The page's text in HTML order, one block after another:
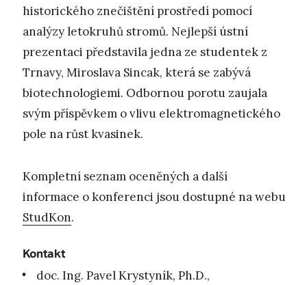
historického znečištění prostředí pomocí
analýzy letokruhů stromů. Nejlepší ústní
prezentaci představila jedna ze studentek z
Trnavy, Miroslava Sincak, která se zabývá
biotechnologiemi. Odbornou porotu zaujala
svým příspěvkem o vlivu elektromagnetického
pole na růst kvasinek.
Kompletní seznam oceněných a další
informace o konferenci jsou dostupné na webu
StudKon.
Kontakt
doc. Ing. Pavel Krystyník, Ph.D.,